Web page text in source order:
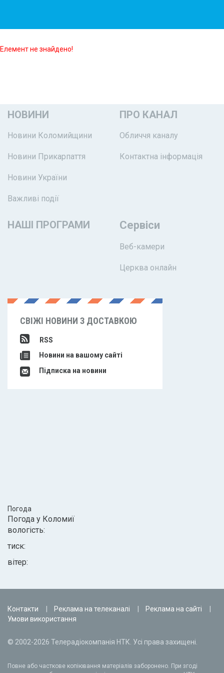
Елемент не знайдено!
НОВИНИ
Новини Коломийщини
Новини Прикарпаття
Новини України
Важливі події
ПРО КАНАЛ
Обличчя каналу
Контактна інформація
НАШІ ПРОГРАМИ Сервіси
Веб-камери
Церква онлайн
СВІЖІ НОВИНИ З ДОСТАВКОЮ
RSS
Новини на вашому сайті
Підписка на новини
Погода
Погода у Коломиї
вологість:
тиск:
вітер:
Контакти Реклама на телеканалі
Реклама на сайті
Умови використання
© 2002-2026 Телерадіокомпанія НТК. Усі права захищені.
Повне або часткове копіювання матеріалів заборонено. При згоді